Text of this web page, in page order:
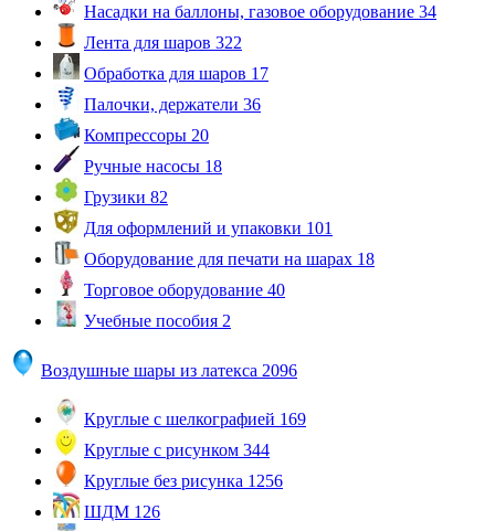
Насадки на баллоны, газовое оборудование 34
Лента для шаров 322
Обработка для шаров 17
Палочки, держатели 36
Компрессоры 20
Ручные насосы 18
Грузики 82
Для оформлений и упаковки 101
Оборудование для печати на шарах 18
Торговое оборудование 40
Учебные пособия 2
Воздушные шары из латекса 2096
Круглые с шелкографией 169
Круглые с рисунком 344
Круглые без рисунка 1256
ШДМ 126